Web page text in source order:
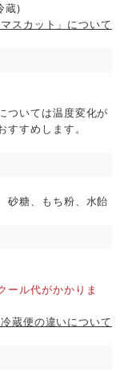
蔵)
スカット」について
ついては温度変化が
すめします。
砂糖、もち粉、水飴
ール代がかかりま
蔵便の違いについて